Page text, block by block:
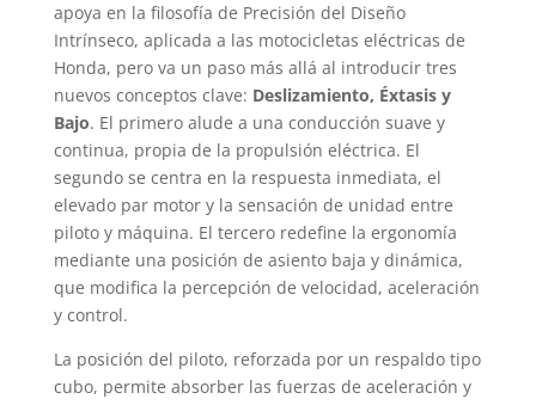
apoya en la filosofía de Precisión del Diseño
Intrínseco, aplicada a las motocicletas eléctricas de
Honda, pero va un paso más allá al introducir tres
nuevos conceptos clave: Deslizamiento, Éxtasis y
Bajo. El primero alude a una conducción suave y
continua, propia de la propulsión eléctrica. El
segundo se centra en la respuesta inmediata, el
elevado par motor y la sensación de unidad entre
piloto y máquina. El tercero redefine la ergonomía
mediante una posición de asiento baja y dinámica,
que modifica la percepción de velocidad, aceleración
y control.
La posición del piloto, reforzada por un respaldo tipo
cubo, permite absorber las fuerzas de aceleración y